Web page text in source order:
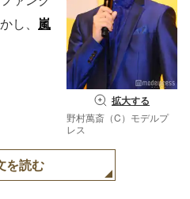
拡大する
野村萬斎（C）モデルプ
レス
し、 嵐
を読む